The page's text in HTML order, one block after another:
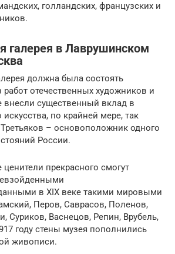
голландских, французских и
галерея в Лаврушинском
должна была состоять
отечественных художников и
внесли существенный вклад в
искусства, по крайней мере, так
– основоположник одного
России.
прекрасного смогут
в XIX веке такими мировыми
Перов, Саврасов, Поленов,
Суриков, Васнецов, Репин, Врубель,
году стены музея пополнились
живописи.